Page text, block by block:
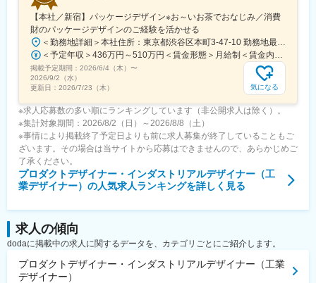
【本社／新宿】パッケージデザイン※お～いお茶でおなじみ／消費
財のパッケージデザインのご経験を活かせる
掲載予定期間： 2026/6/4（木） 〜
2026/9/2（水）
更新日： 2026/7/23（木） 気になる
※求人応募数の多い順にランキングしています（非公開求人は除く）。
※集計対象期間：2026/8/2（日）～2026/8/8（土）
※事情により掲載終了予定日よりも前に求人募集が終了していることもご
ざいます。その場合は当サイトから応募はできませんので、あらかじめご
了承ください。
プロダクトデザイナー・インダストリアルデザイナー（工
業デザイナー） の人気求人ランキングを詳しく見る
求人の傾向
dodaに掲載中の求人に関するデータを、カテゴリごとにご紹介します。
プロダクトデザイナー・インダストリアルデザイナー（工業
デザイナー）